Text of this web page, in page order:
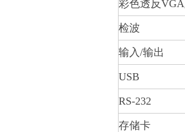
彩色透反
检波
输入/输出
USB
RS-232
存储卡